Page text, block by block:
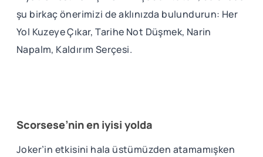
şu birkaç önerimizi de aklınızda bulundurun: Her
Yol Kuzeye Çıkar, Tarihe Not Düşmek, Narin
Napalm, Kaldırım Serçesi.
Scorsese’nin en iyisi yolda
Joker’in etkisini hala üstümüzden atamamışken